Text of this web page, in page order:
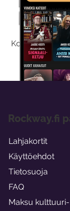
Kokeilemalla
Rockway.fi
Lahjakortit
Käyttöehdot
Tietosuoja
FAQ
Maksu